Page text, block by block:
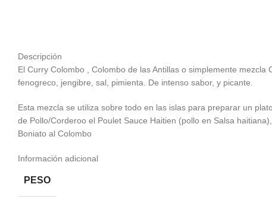
Descripción
El Curry Colombo , Colombo de las Antillas o simplemente
fenogreco, jengibre, sal, pimienta. De intenso sabor, y picante.
Esta mezcla se utiliza sobre todo en las islas para preparar un
de Pollo/Corderoo el Poulet Sauce Haitien (pollo en Salsa
Boniato al Colombo
Información adicional
PESO